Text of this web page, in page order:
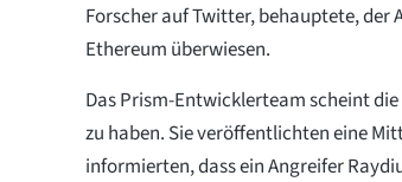
Forscher auf Twitter, behauptete, der
Ethereum überwiesen.
Das Prism-Entwicklerteam scheint
zu haben. Sie veröffentlichten eine
informierten, dass ein Angreifer